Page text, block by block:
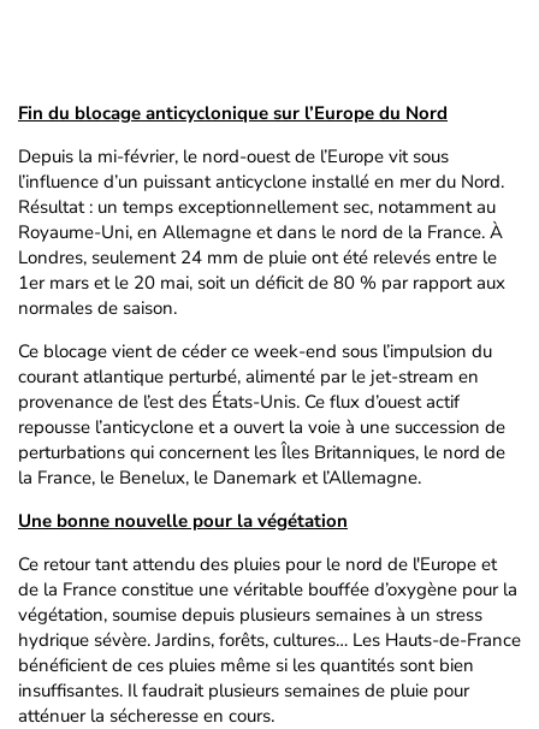
Fin du blocage anticyclonique sur l’Europe du Nord
Depuis la mi-février, le nord-ouest de l’Europe vit sous
l’influence d’un puissant anticyclone installé en mer du Nord.
Résultat : un temps exceptionnellement sec, notamment au
Royaume-Uni, en Allemagne et dans le nord de la France. À
Londres, seulement 24 mm de pluie ont été relevés entre le
1er mars et le 20 mai, soit un déficit de 80 % par rapport aux
normales de saison.
Ce blocage vient de céder ce week-end sous l’impulsion du
courant atlantique perturbé, alimenté par le jet-stream en
provenance de l’est des États-Unis. Ce flux d’ouest actif
repousse l’anticyclone et a ouvert la voie à une succession de
perturbations qui concernent les Îles Britanniques, le nord de
la France, le Benelux, le Danemark et l’Allemagne.
Une bonne nouvelle pour la végétation
Ce retour tant attendu des pluies pour le nord de l'Europe et
de la France constitue une véritable bouffée d’oxygène pour la
végétation, soumise depuis plusieurs semaines à un stress
hydrique sévère. Jardins, forêts, cultures… Les Hauts-de-France
bénéficient de ces pluies même si les quantités sont bien
insuffisantes. Il faudrait plusieurs semaines de pluie pour
atténuer la sécheresse en cours.